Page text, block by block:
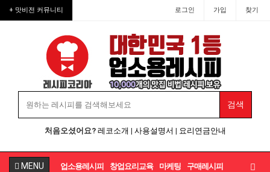
+ 맛비전 커뮤니티 로그인 가입 찾기
처음오셨어요? 레코소개 | 사용설명서 | 요리연금안내
MENU 업소용레시피 창업요리교육 마케팅 구매레시피